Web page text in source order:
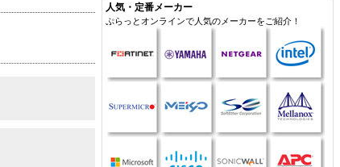
人気・定番メーカー
ぷらっとオンラインで人気のメーカーをご紹介！